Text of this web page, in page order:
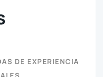
DE EXPERIENCIA